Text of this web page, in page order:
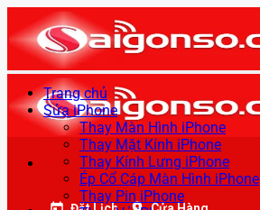
qua
nội
dung
Trang chủ
Sửa iPhone
Thay Màn Hình iPhone
Thay Mặt Kính iPhone
Thay Kính Lưng iPhone
Ép Cổ Cáp Màn Hình iPhone
Thay Pin iPhone